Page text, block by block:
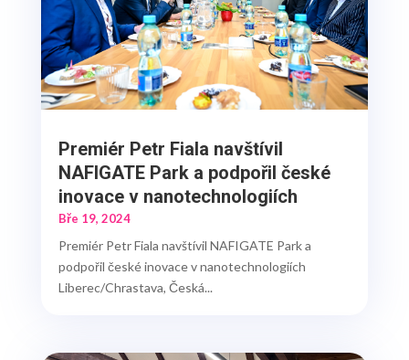
Premiér Petr Fiala navštívil
NAFIGATE Park a podpořil české
inovace v nanotechnologiích
Bře 19, 2024
Premiér Petr Fiala navštívil NAFIGATE Park a
podpořil české inovace v nanotechnologiích
Liberec/Chrastava, Česká...